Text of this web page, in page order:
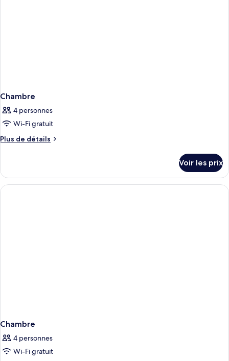
Chambre
4 personnes
Wi-Fi gratuit
Plus de détails
Plus
le
type
de
Voir les prix
Chambre
4 personnes
Wi-Fi gratuit